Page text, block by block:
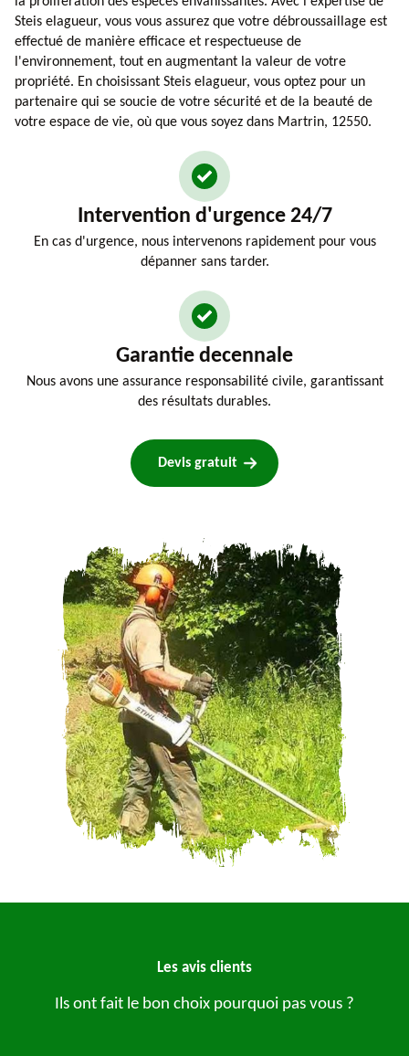
Steis elagueur, vous vous assurez que votre débroussaillage est
effectué de manière efficace et respectueuse de
l'environnement, tout en augmentant la valeur de votre
propriété. En choisissant Steis elagueur, vous optez pour un
partenaire qui se soucie de votre sécurité et de la beauté de
votre espace de vie, où que vous soyez dans Martrin, 12550.
Intervention d'urgence 24/7
En cas d'urgence, nous intervenons rapidement pour vous
dépanner sans tarder.
Garantie decennale
Nous avons une assurance responsabilité civile, garantissant
des résultats durables.
Devis gratuit
Les avis clients
Ils ont fait le bon choix pourquoi pas vous ?